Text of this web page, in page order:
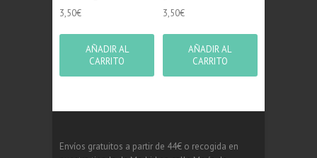
3,50€
AÑADIR AL
CARRITO
3,50€
AÑADIR AL
CARRITO
Envíos gratuitos a partir de 44€ o recogida en